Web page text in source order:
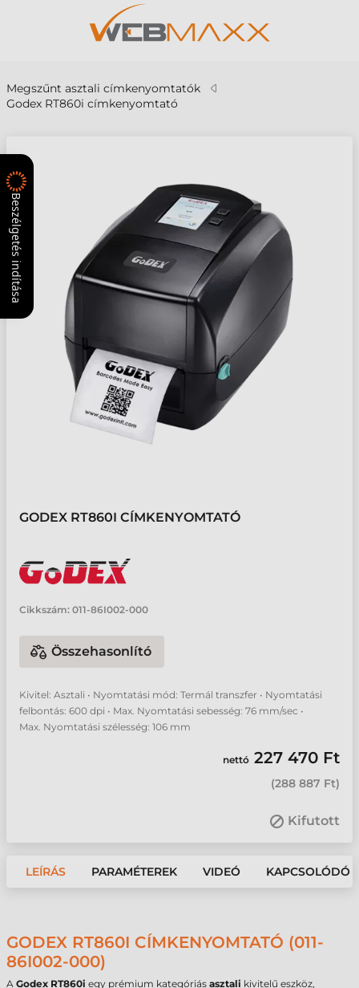
Megszűnt asztali címkenyomtatók
Godex RT860i címkenyomtató
GODEX RT860I CÍMKENYOMTATÓ
Cikkszám: 011-86I002-000
Összehasonlító
Kivitel: Asztali • Nyomtatási mód: Termál transzfer • Nyomtatási
felbontás: 600 dpi • Max. Nyomtatási sebesség: 76 mm/sec •
Max. Nyomtatási szélesség: 106 mm
nettó 227 470 Ft
(288 887 Ft)
Kifutott
LEÍRÁS PARAMÉTEREK VIDEÓ KAPCSOLÓDÓ
GODEX RT860I CÍMKENYOMTATÓ (011-
86I002-000)
A Godex RT860i egy prémium kategóriás asztali kivitelű eszköz,
Beszélgetés indítása